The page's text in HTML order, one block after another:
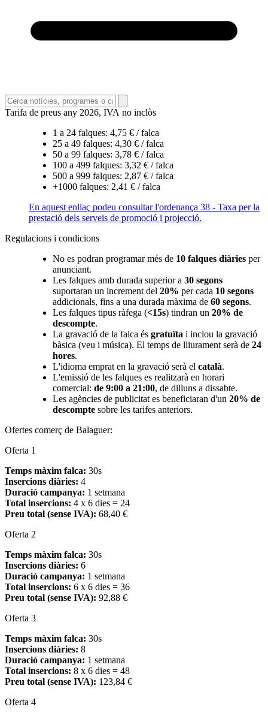
Tarifa de preus any 2026, IVA no inclòs
1 a 24 falques: 4,75 € / falca
25 a 49 falques: 4,30 € / falca
50 a 99 falques: 3,78 € / falca
100 a 499 falques: 3,32 € / falca
500 a 999 falques: 2,87 € / falca
+1000 falques: 2,41 € / falca
En aquest enllaç podeu consultar l'ordenança 38 - Taxa per la
prestació dels serveis de promoció i projecció.
Regulacions i condicions
No es podran programar més de 10 falques diàries per
anunciant.
Les falques amb durada superior a 30 segons
suportaran un increment del 20% per cada 10 segons
addicionals, fins a una durada màxima de 60 segons.
Les falques tipus ràfega (<15s) tindran un 20% de
descompte.
La gravació de la falca és gratuïta i inclou la gravació
bàsica (veu i música). El temps de lliurament serà de 24
hores.
L'idioma emprat en la gravació serà el català.
L'emissió de les falques es realitzarà en horari
comercial: de 9:00 a 21:00, de dilluns a dissabte.
Les agències de publicitat es beneficiaran d'un 20% de
descompte sobre les tarifes anteriors.
Ofertes comerç de Balaguer:
Oferta 1
Temps màxim falca: 30s
Insercions diàries: 4
Duració campanya: 1 setmana
Total insercions: 4 x 6 dies = 24
Preu total (sense IVA): 68,40 €
Oferta 2
Temps màxim falca: 30s
Insercions diàries: 6
Duració campanya: 1 setmana
Total insercions: 6 x 6 dies = 36
Preu total (sense IVA): 92,88 €
Oferta 3
Temps màxim falca: 30s
Insercions diàries: 8
Duració campanya: 1 setmana
Total insercions: 8 x 6 dies = 48
Preu total (sense IVA): 123,84 €
Oferta 4